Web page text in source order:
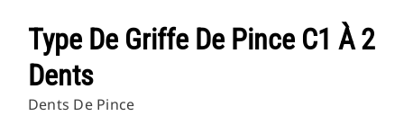
Type De Griffe De Pince C1 À 2
Dents
Dents De Pince